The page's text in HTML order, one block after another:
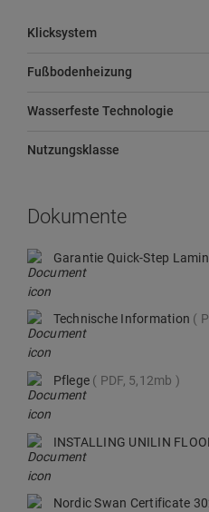
Klicksystem
Fußbodenheizung
Wasserfeste Technologie
Nutzungsklasse
Dokumente
Garantie Quick-Step
Technische Information
Pflege PDF, 5,12mb
INSTALLING UNILIN
Nordic Swan Certificate